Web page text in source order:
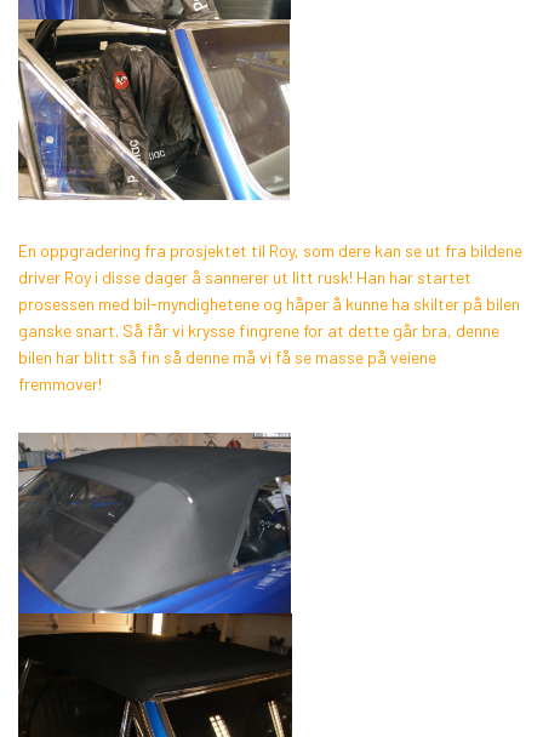
En oppgradering fra prosjektet til Roy, som dere kan se ut fra bildene
driver Roy i disse dager å sannerer ut litt rusk! Han har startet
prosessen med bil-myndighetene og håper å kunne ha skilter på bilen
ganske snart. Så får vi krysse fingrene for at dette går bra, denne
bilen har blitt så fin så denne må vi få se masse på veiene
fremmover!